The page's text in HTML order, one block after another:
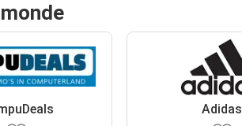
Adidas